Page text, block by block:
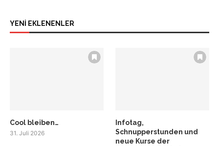
YENİ EKLENENLER
Cool bleiben…
31. Juli 2026
Infotag,
Schnupperstunden und
neue Kurse der